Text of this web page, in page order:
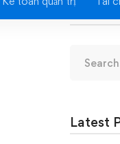
for:
Latest